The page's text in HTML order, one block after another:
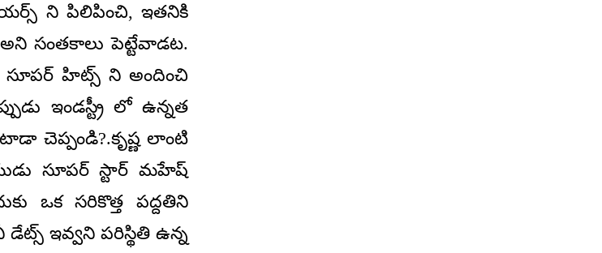
ని పిలిపించి, ఇతనికి
సంతకాలు పెట్టేవాడట.
హిట్స్ ని అందించి
ఇండస్ట్రీ లో ఉన్నత
లాంటి
సూపర్ స్టార్ మహేష్
ఒక సరికొత్త పద్దతిని
డేట్స్ ఇవ్వని పరిస్థితి ఉన్న